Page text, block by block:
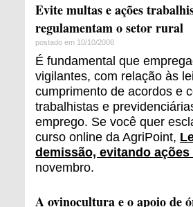
Evite multas e ações
regulamentam o setor rural
postado em 10/10/2008
É fundamental que
vigilantes, com relação às
cumprimento de acordos e
trabalhistas e
emprego. Se você quer
curso online da AgriPoint,
demissão, evitando
novembro.
A ovinocultura e o apoio de